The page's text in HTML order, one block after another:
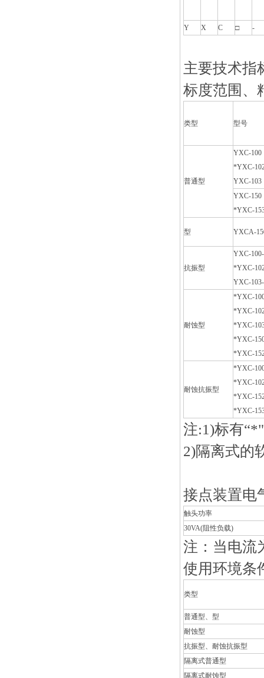
Y X C □ -
主要技术指
标度范围、
类型 型号
普通型
YXC-100
*YXC-
YXC-103
YXC-150
*YXC-
型 YXCA-
抗振型
YXC-
*YXC-
YXC-
耐蚀型
*YXC-
*YXC-
*YXC-
*YXC-
*YXC-
耐蚀抗振型
*YXC-
*YXC-
*YXC-
*YXC-
注:1)标有
2)隔离式的
接点装置电
触头功率
30VA(阻性负载)
注：当电流
使用环境条
类型
普通型、型
耐蚀型
抗振型、耐蚀抗振型
隔离式普通型
隔离式耐蚀型